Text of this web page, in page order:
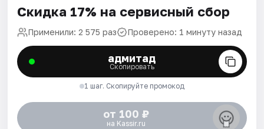
Скидка 17% на сервисный сбор
Применили: 2 575 раз Проверено: 1 минуту назад
адмитад
Скопировать
1 шаг. Скопируйте промокод
от 100 ₽
на Kassir.ru